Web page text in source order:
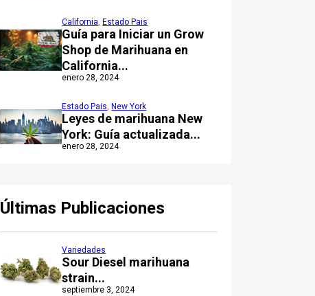
Guía para Iniciar un Grow
Shop de Marihuana en
California...
California, Estado Pais
enero 28, 2024
Leyes de marihuana New
York: Guía actualizada...
Estado Pais, New York
enero 28, 2024
Últimas Publicaciones
Sour Diesel marihuana
strain...
Variedades
septiembre 3, 2024